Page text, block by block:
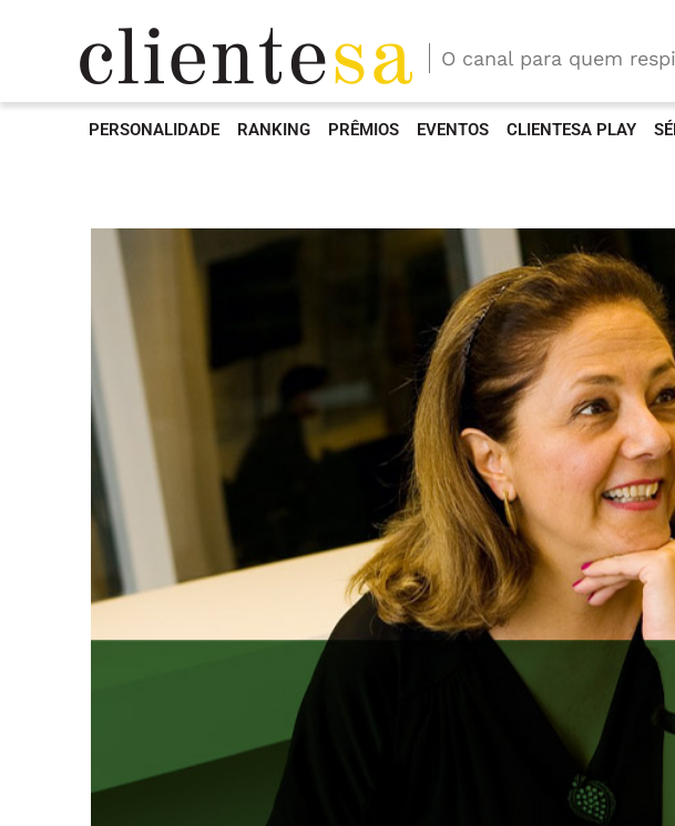
O canal para quem
PERSONALIDADE RANKING PRÊMIOS EVENTOS CLIENTESA PLAY